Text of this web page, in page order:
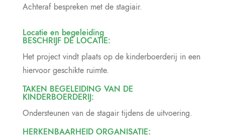
Achteraf bespreken met de stagiair.
Locatie en begeleiding
BESCHRIJF DE LOCATIE:
Het project vindt plaats op de kinderboerderij in een
hiervoor geschikte ruimte.
TAKEN BEGELEIDING VAN DE
KINDERBOERDERIJ:
Ondersteunen van de stagair tijdens de uitvoering.
HERKENBAARHEID ORGANISATIE: